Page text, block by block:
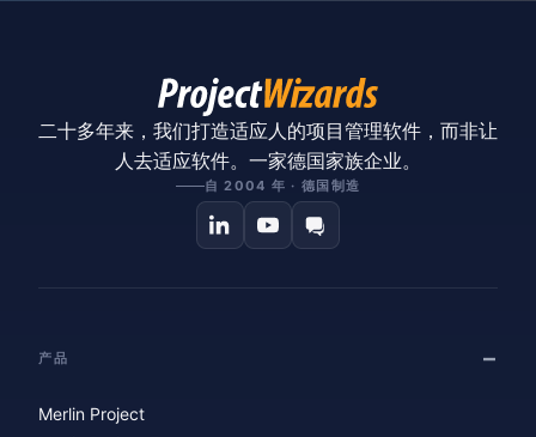
二十多年来，我们打造适应人的项目管理软件，而非让
人去适应软件。一家德国家族企业。
自 2004 年 · 德国制造
产品
Merlin Project